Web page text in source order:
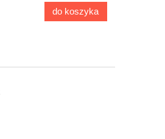
do koszyka